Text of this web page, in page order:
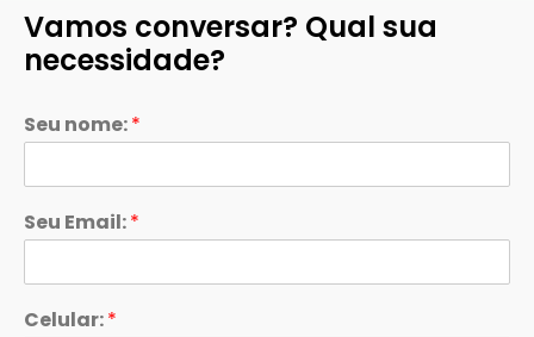
Vamos conversar? Qual sua
necessidade?
Seu nome:*
Seu Email:*
Celular:*